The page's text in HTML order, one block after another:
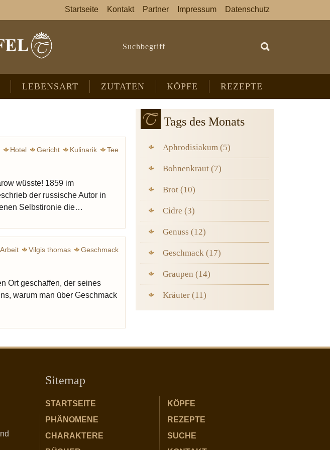
Suchbegriff
LEBENSART ZUTATEN KÖPFE REZEPTE
Startseite Kontakt Partner Impressum Datenschutz
Hotel Gericht Kulinarik
Tee
wüsste! 1859 im
der russische Autor in
Selbstironie die…
Arbeit Vilgis thomas
Geschmack
Ort geschaffen, der seines
warum man über Geschmack
Tags des Monats
Aphrodisiakum (5)
Bohnenkraut (7)
Brot (10)
Cidre (3)
Genuss (12)
Geschmack (17)
Graupen (14)
Kräuter (11)
Sitemap
STARTSEITE
PHÄNOMENE
CHARAKTERE
KÖPFE
REZEPTE
SUCHE